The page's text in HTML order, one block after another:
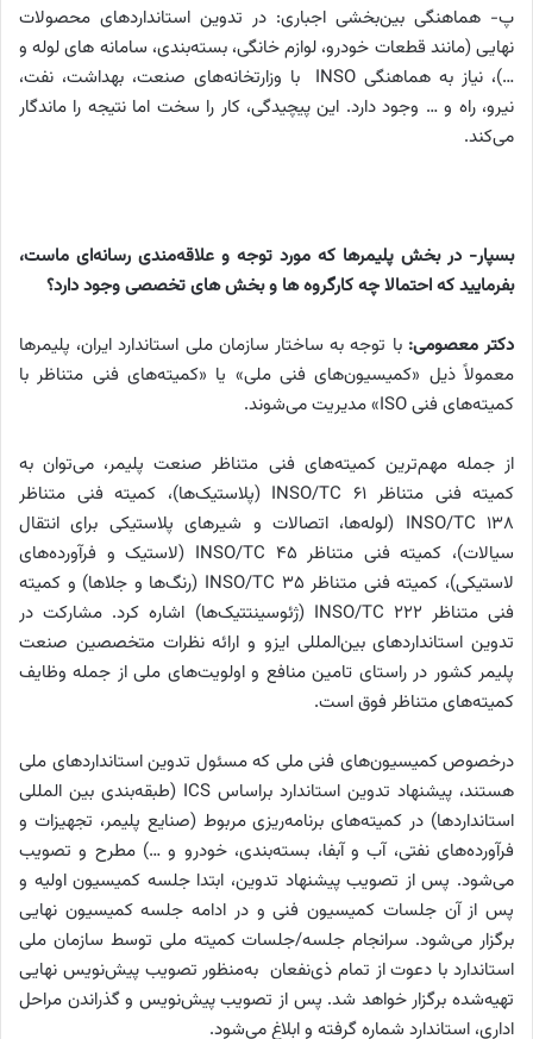
پ- هماهنگی بین‌بخشی اجباری: در تدوین استانداردهای محصولات
نهایی (مانند قطعات خودرو، لوازم خانگی، بسته‌بندی، سامانه های لوله و
…)، نیاز به هماهنگی INSO با وزارتخانه‌های صنعت، بهداشت، نفت،
نیرو، راه و … وجود دارد. این پیچیدگی، کار را سخت اما نتیجه را ماندگار
می‌کند.
بسپار- در بخش پلیمرها که مورد توجه و علاقه‌مندی رسانه‌ای ماست،
بفرمایید که احتمالا چه کارگروه ها و بخش های تخصصی وجود دارد؟
دکتر معصومی: با توجه به ساختار سازمان ملی استاندارد ایران، پلیمرها
معمولاً ذیل «کمیسیون‌های فنی ملی» یا «کمیته‌های فنی متناظر با
کمیته‌های فنی ISO» مدیریت می‌شوند.
از جمله مهم‌ترین کمیته‌های فنی متناظر صنعت پلیمر، می‌توان به
کمیته فنی متناظر INSO/TC 61 (پلاستیک‌ها)، کمیته فنی متناظر
INSO/TC 138 (لوله‌ها، اتصالات و شیرهای پلاستیکی برای انتقال
سیالات)، کمیته فنی متناظر INSO/TC 45 (لاستیک و فرآورده‌های
لاستیکی)، کمیته فنی متناظر INSO/TC 35 (رنگ‌ها و جلاها) و کمیته
فنی متناظر INSO/TC 222 (ژئوسینتتیک‌ها) اشاره کرد. مشارکت در
تدوین استانداردهای بین‌المللی ایزو و ارائه نظرات متخصصین صنعت
پلیمر کشور در راستای تامین منافع و اولویت‌های ملی از جمله وظایف
کمیته‌های متناظر فوق است.
درخصوص کمیسیون‌های فنی ملی که مسئول تدوین استانداردهای ملی
هستند، پیشنهاد تدوین استاندارد براساس ICS (طبقه‌بندی بین المللی
استانداردها) در کمیته‌های برنامه‌ریزی مربوط (صنایع پلیمر، تجهیزات و
فرآورده‌های نفتی، آب و آبفا، بسته‌بندی، خودرو و …) مطرح و تصویب
می‌شود. پس از تصویب پیشنهاد تدوین، ابتدا جلسه کمیسیون اولیه و
پس از آن جلسات کمیسیون فنی و در ادامه جلسه کمیسیون نهایی
برگزار می‌شود. سرانجام جلسه/جلسات کمیته ملی توسط سازمان ملی
استاندارد با دعوت از تمام ذی‌نفعان به‌منظور تصویب پیش‌نویس نهایی
تهیه‌شده برگزار خواهد شد. پس از تصویب پیش‌نویس و گذراندن مراحل
اداری، استاندارد شماره گرفته و ابلاغ می‌شود.